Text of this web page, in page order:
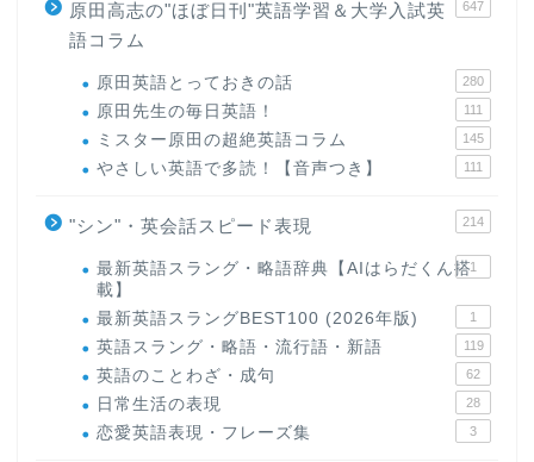
原田高志の"ほぼ日刊"英語学習＆大学入試英
語コラム
647
原田英語とっておきの話 280
原田先生の毎日英語！ 111
ミスター原田の超絶英語コラム 145
やさしい英語で多読！【音声つき】 111
"シン"・英会話スピード表現 214
最新英語スラング・略語辞典【AIはらだくん搭
載】
1
最新英語スラングBEST100 (2026年版) 1
英語スラング・略語・流行語・新語 119
英語のことわざ・成句 62
日常生活の表現 28
恋愛英語表現・フレーズ集 3